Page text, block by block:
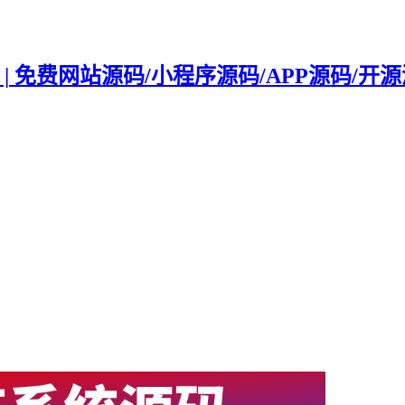
免费网站源码/小程序源码/APP源码/开